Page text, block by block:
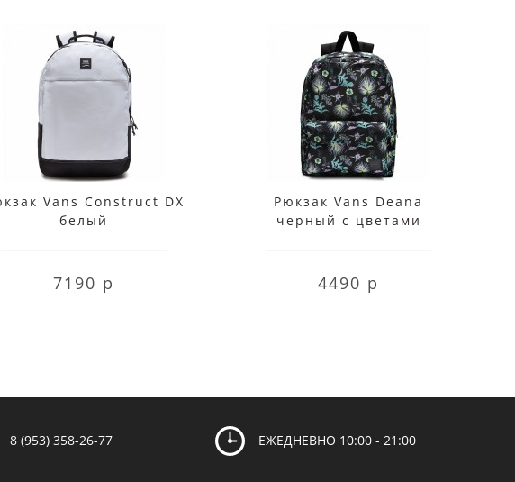
Vans Construct DX
белый
7190 р
Рюкзак Vans Deana
черный с цветами
4490 р
8 (953) 358-26-77 ЕЖЕДНЕВНО 10:00 - 21:00